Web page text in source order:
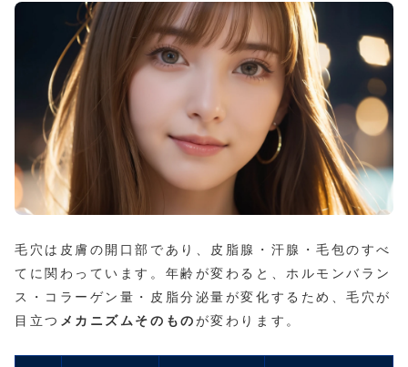
毛穴は皮膚の開口部であり、皮脂腺・汗腺・毛包のすべ
てに関わっています。年齢が変わると、ホルモンバラン
ス・コラーゲン量・皮脂分泌量が変化するため、毛穴が
目立つ メカニズムそのものが変わります。